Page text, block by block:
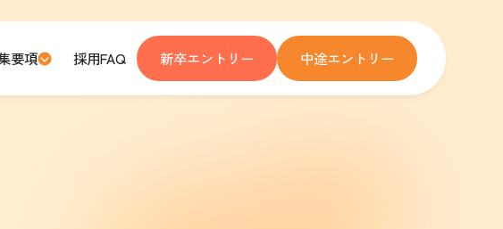
要項 採用FAQ 新卒エントリー 中途エントリー